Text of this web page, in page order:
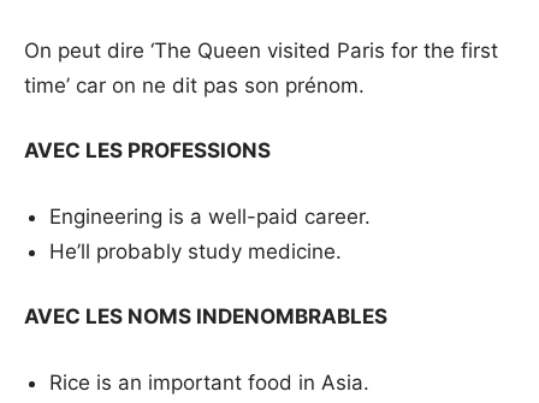
On peut dire ‘The Queen visited Paris for the first
time’ car on ne dit pas son prénom.
AVEC LES PROFESSIONS
Engineering is a well-paid career.
He’ll probably study medicine.
AVEC LES NOMS INDENOMBRABLES
Rice is an important food in Asia.